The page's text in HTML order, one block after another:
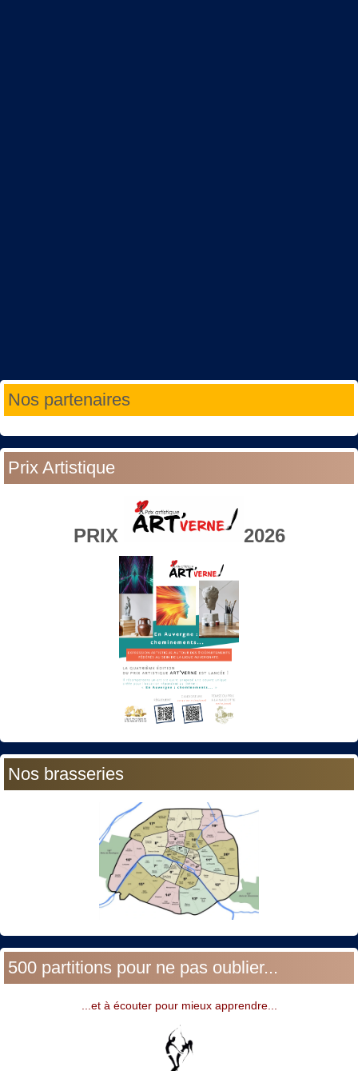
Nos partenaires
Prix Artistique
PRIX 2026
Nos brasseries
500 partitions pour ne pas oublier...
...et à écouter pour mieux apprendre...
Année
précédente
Mois
précédent
Année
suivante
Mois
suivant